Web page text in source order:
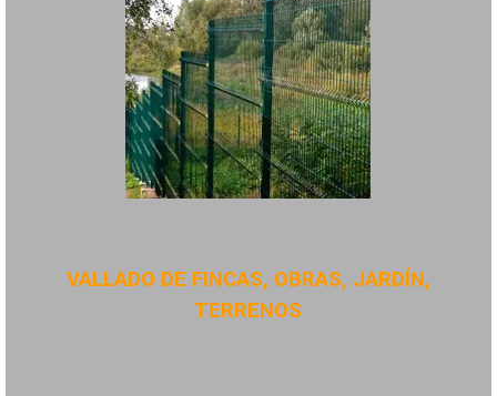
VALLADO DE FINCAS, OBRAS, JARDÍN,
TERRENOS